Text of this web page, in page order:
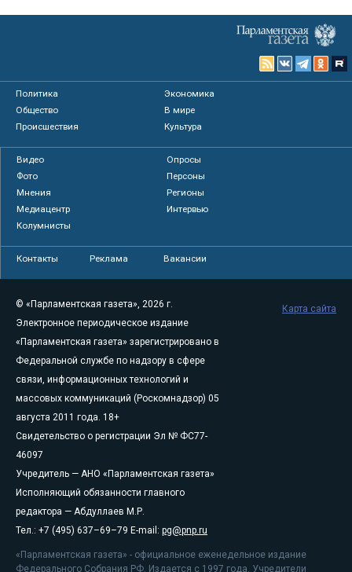
Политика
Экономика
Общество
В мире
Происшествия
Культура
Видео
Опросы
Фото
Персоны
Мнения
Регионы
Медиацентр
Интервью
Колумнисты
Контакты Реклама Вакансии
© «Парламентская газета», 2026 г.
Электронное периодическое издание
«Парламентская газета» зарегистрировано в
Федеральной службе по надзору в сфере
связи, информационных технологий и
массовых коммуникаций (Роскомнадзор) 05
августа 2011 года. 18+
Свидетельство о регистрации Эл № ФС77-
46097
Учредитель — АНО «Парламентская газета»
Исполняющий обязанности главного
редактора — Абдуллаев М.Р.
Тел.: +7 (495) 637–69–79 E-mail: pg@pnp.ru
«Парламентская газета» - официальное еженедельное издание
Федерального Собрания РФ. Издается с 1997 года. Учредители
Карта сайта